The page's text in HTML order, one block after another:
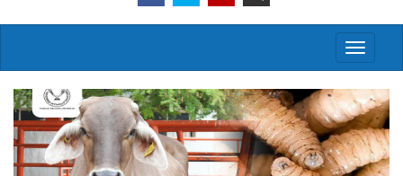
Activar/
menú